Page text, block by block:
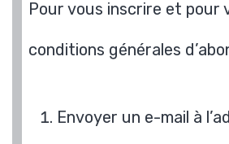
Pour vous inscrire et pour
conditions générales
Envoyer un e-mail à